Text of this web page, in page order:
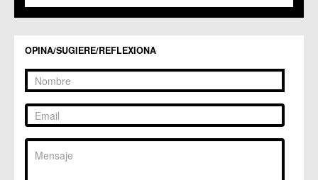
C.C. Zarandona
OPINA/SUGIERE/REFLEXIONA